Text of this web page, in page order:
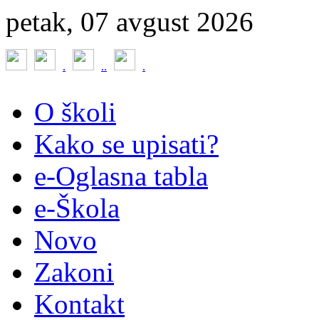
petak, 07 avgust 2026
. .. .
O školi
Kako se upisati?
e-Oglasna tabla
e-Škola
Novo
Zakoni
Kontakt